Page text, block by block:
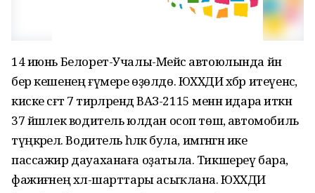
14 июнь Белорет-Учалы-Мейәс автоюлында йәнә
бер кешенең ғүмере өҙөлдө. ЮХХДИ хәбәр итеүенсә,
киске сәғәт 7 тирәләрендә ВАЗ-2115 менән идара иткән
37 йәшлек водитель юлдан осоп төшә, автомобиль
түңкәрелә. Водитель һәләк була, имгәнгән ике
пассажир дауаханаға оҙатыла. Тикшереү бара,
фажиғәнең хәл-шарттары асыҡлана. ЮХХДИ